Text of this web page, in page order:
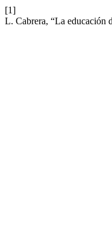
[1]
L. Cabrera, “La educación